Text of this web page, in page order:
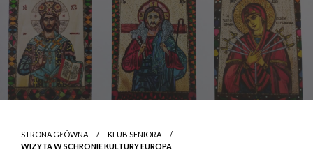
STRONA GŁÓWNA
KLUB SENIORA
WIZYTA W SCHRONIE KULTURY EUROPA